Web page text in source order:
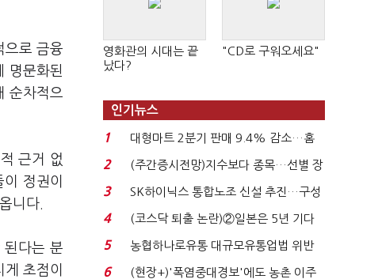
으로 금융
명문화된
순차적으
근거 없
정권이
니다.
된다는 분
초점이
영화관의 시대는 끝
났다?
"CD로 구워오세요"
인기뉴스
1
대형마트 2분기 판매 9.4% 감소…홈
플러스 사태 여파...
2
(주간증시전망)지수보다 종목…선별 장
세 이어진다...
3
SK하이닉스 통합노조 신설 추진…구성
원 간 성과급 불...
4
(코스닥 퇴출 논란)②일본은 5년 기다
려주는데 우리는 ...
5
농협하나로유통 대규모유통업법 위반
적발…공정위, 과...
6
(현장+)'폭염중대경보'에도 농촌 이주